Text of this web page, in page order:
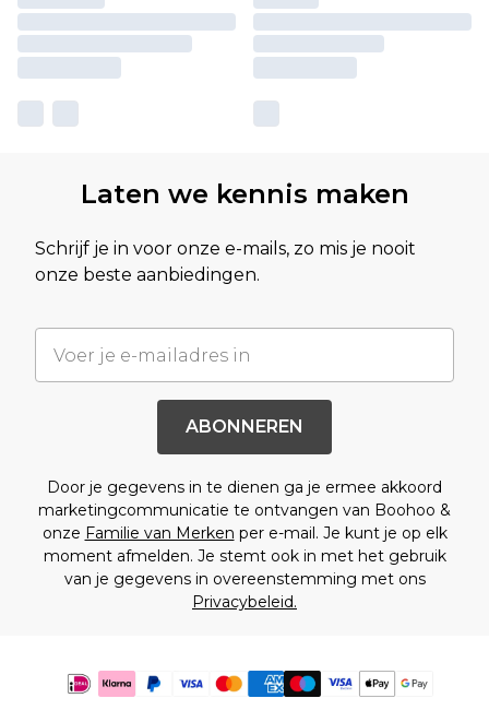
Laten we kennis maken
Schrijf je in voor onze e-mails, zo mis je nooit
onze beste aanbiedingen.
ABONNEREN
Door je gegevens in te dienen ga je ermee akkoord
marketingcommunicatie te ontvangen van Boohoo &
onze Familie van Merken per e-mail. Je kunt je op elk
moment afmelden. Je stemt ook in met het gebruik
van je gegevens in overeenstemming met ons
Privacybeleid.